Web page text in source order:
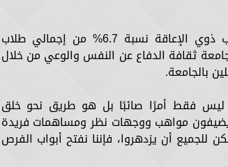
أشار إلى أنه خلال العام الأكاديمي 2023-2024، شكّل الطلاب ذوي الإعاقة نسبة 6.7% من إجمالي طلاب
ثقافة الدفاع عن النفس والوعي من خلال
بالجامعة.
فقط أمرًا صائبًا بل هو طريق نحو خلق
مواهب ووجهات نظر ومساهمات فريدة
للجميع أن يزدهروا، فإننا نفتح أبواب الفرص